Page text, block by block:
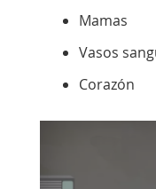
Mamas
Vasos
Corazón